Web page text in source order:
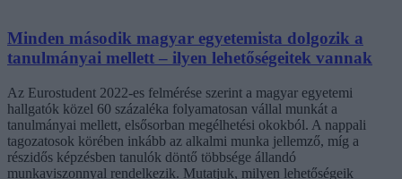
Minden második magyar egyetemista dolgozik a
tanulmányai mellett – ilyen lehetőségeitek vannak
Az Eurostudent 2022-es felmérése szerint a magyar egyetemi
hallgatók közel 60 százaléka folyamatosan vállal munkát a
tanulmányai mellett, elsősorban megélhetési okokból. A nappali
tagozatosok körében inkább az alkalmi munka jellemző, míg a
részidős képzésben tanulók döntő többsége állandó
munkaviszonnyal rendelkezik. Mutatjuk, milyen lehetőségeik